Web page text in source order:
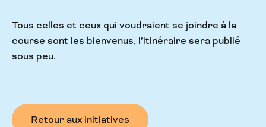
Tous celles et ceux qui voudraient se joindre à la
course sont les bienvenus, l’itinéraire sera publié
sous peu.
Retour aux initiatives